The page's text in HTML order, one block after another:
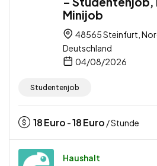
Minijob
48565 Steinfurt,
Deutschland
04/08/2026
Studentenjob
18Euro -18Euro / Stunde
Haushalt